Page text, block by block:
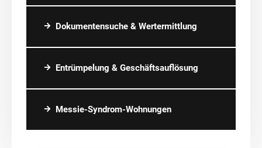
Dokumentensuche & Wertermittlung
Entrümpelung & Geschäftsauflösung
Messie-Syndrom-Wohnungen